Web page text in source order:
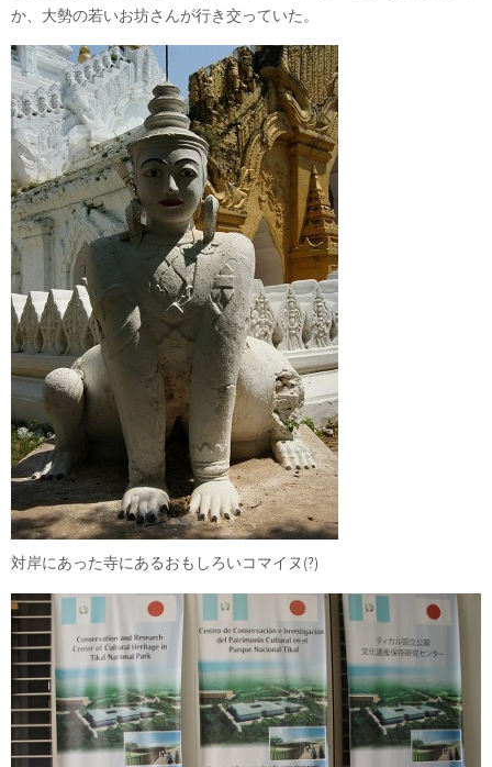
か、大勢の若いお坊さんが行き交っていた。
対岸にあった寺にあるおもしろいコマイヌ(?)